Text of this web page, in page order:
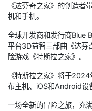
《达芬奇之家》的创造者
机和手机。
全球开发商和发行商Blue
平台3D益智三部曲《达芬
险游戏《特斯拉之家》。
《特斯拉之家》将于
布主机、iOS和Android设
一场全新的冒险之旅，充